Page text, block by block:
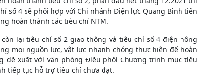
số 4 sẽ phối hợp với Chi nhánh Điện lực Quang Bình tiến
hoàn thành các tiêu chí NTM.
lại tiêu chí số 2 giao thông và tiêu chí số 4 điện nông
mọi nguồn lực, vật lực nhanh chóng thực hiện để hoàn
đề xuất với Văn phòng Điều phối Chương trình mục tiêu
tiếp tục hỗ trợ tiêu chí chưa đạt.